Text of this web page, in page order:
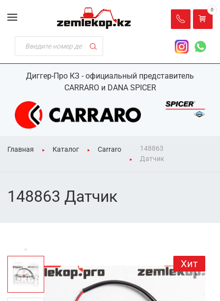
Диггер-Про КЗ - официальный представитель
CARRARO и DANA SPICER
0
Главная Каталог Carraro
148863
Датчик
148863 Датчик
Хит